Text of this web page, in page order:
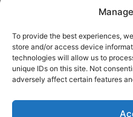
To provide the best experiences,
store and/or access device
technologies will allow us to
unique IDs on this site. Not
adversely affect certain features
SABATO 15 AGOSTO E
ORARIO ESTIVO LUGLIO E
FERIALI 8:30-13:00 /
FESTIVI 8:30-12:30